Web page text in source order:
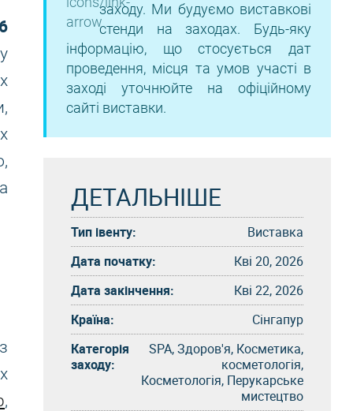
,
заходу. Ми будуємо виставкові
стенди на заходах. Будь-яку
інформацію, що стосується дат
проведення, місця та умов участі в
заході уточнюйте на офіційному
сайті виставки.
ДЕТАЛЬНІШЕ
Тип івенту:
Виставка
Дата початку:
Кві 20, 2026
Дата закінчення:
Кві 22, 2026
Країна:
Сінгапур
Категорія
заходу:
SPA, Здоров'я, Косметика,
косметологія,
Косметологія, Перукарське
мистецтво